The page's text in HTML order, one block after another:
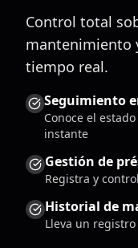
Control total
mantenimiento
tiempo real.
Seguimiento
Conoce el
instante
Gestión de
Registra y
Historial de
Lleva un